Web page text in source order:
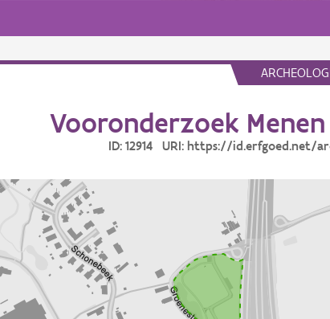
Vooronderzoek
ID: 12914 URI: https://id.erfgoed.net/